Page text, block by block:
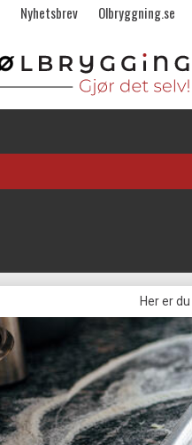
Nyhetsbrev Olbryggning.se
Her er